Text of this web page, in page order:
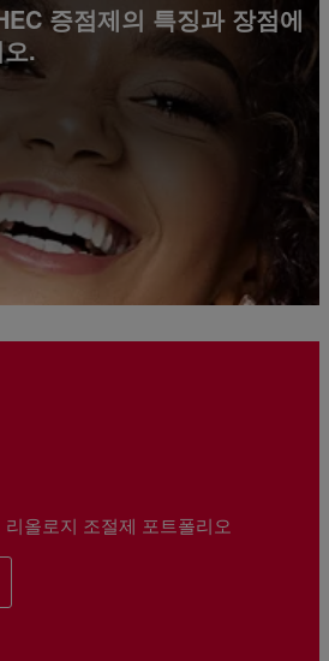
증점제의 특징과 장점에
.
올로지 조절제 포트폴리오